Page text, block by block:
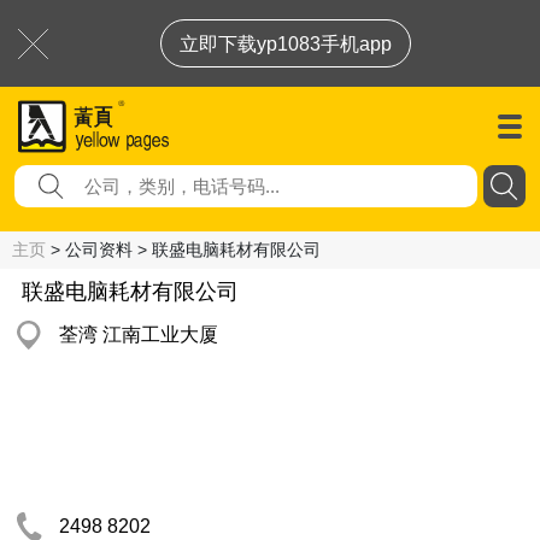
立即下载yp1083手机app
主页 > 公司资料 > 联盛电脑耗材有限公司
联盛电脑耗材有限公司
荃湾 江南工业大厦
2498 8202